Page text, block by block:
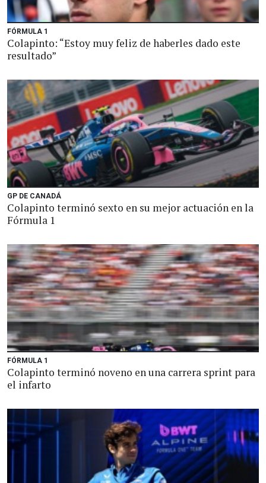
FÓRMULA 1
Colapinto: “Estoy muy feliz de haberles dado este
resultado”
GP DE CANADÁ
Colapinto terminó sexto en su mejor actuación en la
Fórmula 1
FÓRMULA 1
Colapinto terminó noveno en una carrera sprint para
el infarto